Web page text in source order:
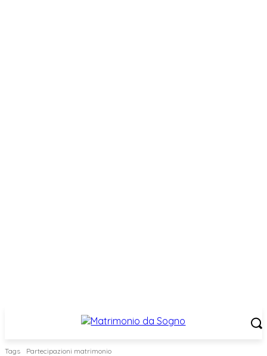
Tags Partecipazioni matrimonio